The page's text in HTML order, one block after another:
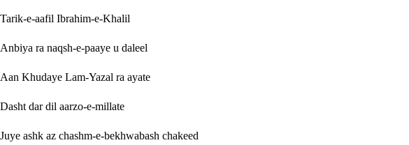
Tarik-e-aafil Ibrahim-e-Khalil
Anbiya ra naqsh-e-paaye u daleel
Aan Khudaye Lam-Yazal ra ayate
Dasht dar dil aarzo-e-millate
Juye ashk az chashm-e-bekhwabash chakeed